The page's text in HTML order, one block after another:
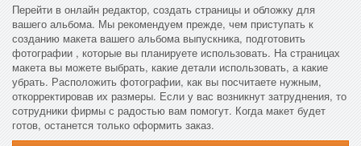
Перейти в онлайн редактор, создать страницы и обложку для
вашего альбома. Мы рекомендуем прежде, чем приступать к
созданию макета вашего альбома выпускника, подготовить
фотографии , которые вы планируете использовать. На страницах
макета вы можете выбрать, какие детали использовать, а какие
убрать. Расположить фотографии, как вы посчитаете нужным,
откорректировав их размеры. Если у вас возникнут затруднения, то
сотрудники фирмы с радостью вам помогут. Когда макет будет
готов, останется только оформить заказ.